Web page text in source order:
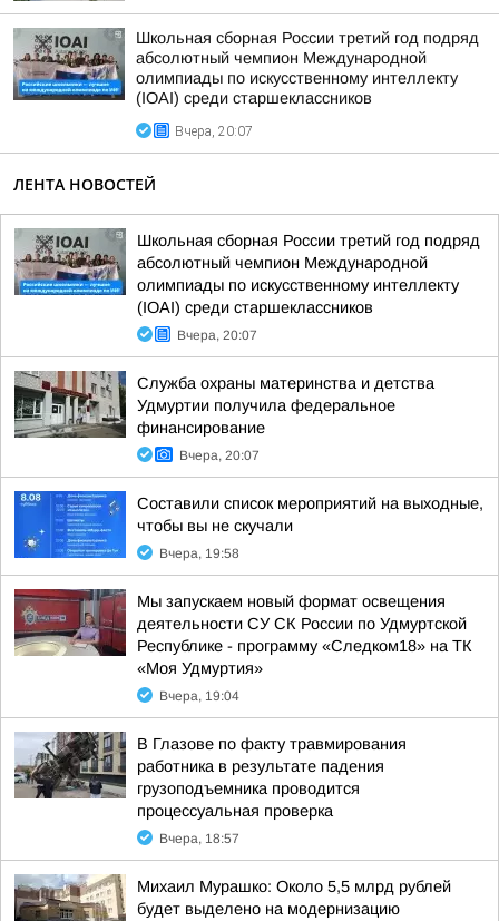
Школьная сборная России третий год подряд
абсолютный чемпион Международной
олимпиады по искусственному интеллекту
(IOAI) среди старшеклассников
Вчера, 20:07
ЛЕНТА НОВОСТЕЙ
Школьная сборная России третий год подряд
абсолютный чемпион Международной
олимпиады по искусственному интеллекту
(IOAI) среди старшеклассников
Вчера, 20:07
Служба охраны материнства и детства
Удмуртии получила федеральное
финансирование
Вчера, 20:07
Составили список мероприятий на выходные,
чтобы вы не скучали
Вчера, 19:58
Мы запускаем новый формат освещения
деятельности СУ СК России по Удмуртской
Республике - программу «Следком18» на ТК
«Моя Удмуртия»
Вчера, 19:04
В Глазове по факту травмирования
работника в результате падения
грузоподъемника проводится
процессуальная проверка
Вчера, 18:57
Михаил Мурашко: Около 5,5 млрд рублей
будет выделено на модернизацию